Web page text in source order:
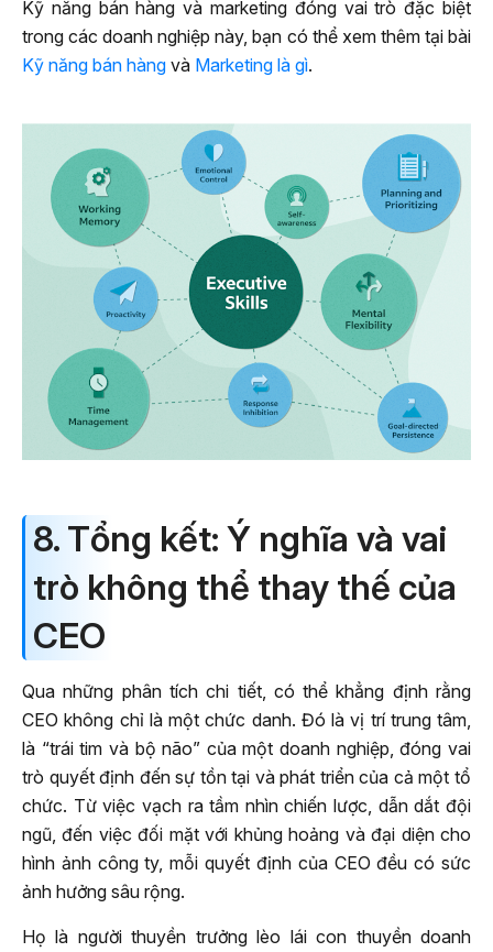
Kỹ năng bán hàng và marketing đóng vai trò đặc biệt
trong các doanh nghiệp này, bạn có thể xem thêm tại bài
Kỹ năng bán hàng và Marketing là gì.
8. Tổng kết: Ý nghĩa và vai
trò không thể thay thế của
CEO
Qua những phân tích chi tiết, có thể khẳng định rằng
CEO không chỉ là một chức danh. Đó là vị trí trung tâm,
là “trái tim và bộ não” của một doanh nghiệp, đóng vai
trò quyết định đến sự tồn tại và phát triển của cả một tổ
chức. Từ việc vạch ra tầm nhìn chiến lược, dẫn dắt đội
ngũ, đến việc đối mặt với khủng hoảng và đại diện cho
hình ảnh công ty, mỗi quyết định của CEO đều có sức
ảnh hưởng sâu rộng.
Họ là người thuyền trưởng lèo lái con thuyền doanh